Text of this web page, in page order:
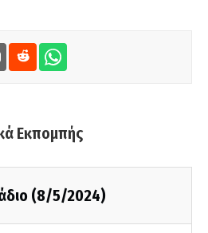
Εκπομπής
(8/5/2024)